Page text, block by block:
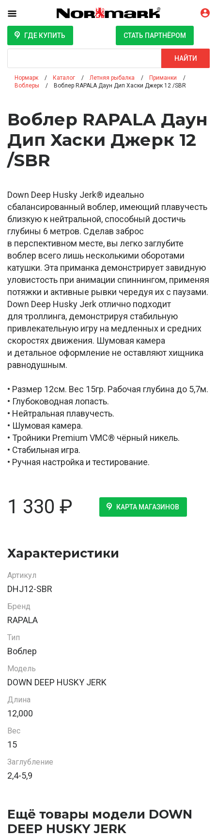
ГДЕ КУПИТЬ СТАТЬ ПАРТНЁРОМ
НАЙТИ
Нормарк Каталог Летняя рыбалка
Приманки
Воблеры
Воблер RAPALA Даун Дип Хаски Джерк 12 /SBR
Воблер RAPALA Даун
Дип Хаски Джерк 12
/SBR
Down Deep Husky Jerk® идеально
сбалансированный воблер, имеющий плавучесть
близкую к нейтральной, способный достичь
глубины 6 метров. Сделав заброс
в перспективном месте, вы легко заглубите
воблер всего лишь несколькими оборотами
катушки. Эта приманка демонстрирует завидную
уловистость при анимации спиннингом, применяя
потяжки и активные рывки чередуя их с паузами.
Down Deep Husky Jerk отлично подходит
для троллинга, демонстрируя стабильную
привлекательную игру на медленных и средних
скоростях движения. Шумовая камера
и детальное оформление не оставляют хищника
равнодушным.
• Размер 12см. Вес 15гр. Рабочая глубина до 5,7м.
• Глубоководная лопасть.
• Нейтральная плавучесть.
• Шумовая камера.
• Тройники Premium VMC® чёрный никель.
• Стабильная игра.
• Ручная настройка и тестирование.
1 330 ₽ КАРТА МАГАЗИНОВ
Характеристики
Артикул
DHJ12-SBR
Бренд
RAPALA
Тип
Воблер
Модель
DOWN DEEP HUSKY JERK
Длина
12,000
Вес
15
Заглубление
2,4-5,9
Ещё товары модели DOWN
DEEP HUSKY JERK